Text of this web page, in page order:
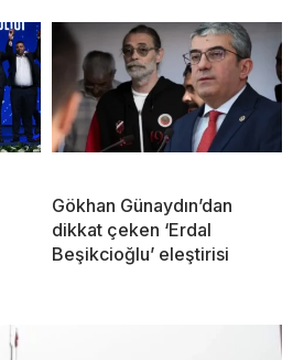
Gökhan Günaydın’dan
dikkat çeken ‘Erdal
Beşikcioğlu’ eleştirisi